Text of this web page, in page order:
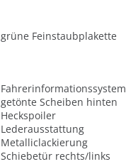
grüne Feinstaubplakette
Fahrerinformationssystem
getönte Scheiben hinten
Heckspoiler
Lederausstattung
Metalliclackierung
Schiebetür rechts/links